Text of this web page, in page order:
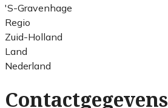
'S-Gravenhage
Regio
Zuid-Holland
Land
Nederland
Contactgegevens